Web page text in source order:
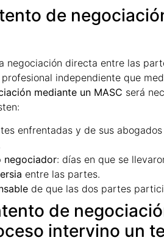
de
negociación directa entre las
independiente que
mediante un MASC será
enfrentadas y de sus
negociador: días en que se
entre las partes.
de que las dos partes
de
intervino un